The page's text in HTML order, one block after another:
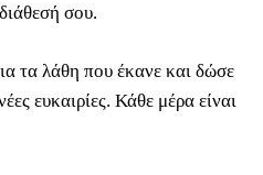
σου.
τα λάθη που έκανε και δώσε
ευκαιρίες. Κάθε μέρα είναι